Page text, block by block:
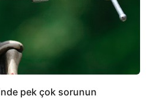
pek çok sorunun